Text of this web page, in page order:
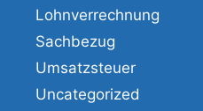
Lohnverrechnung
Sachbezug
Umsatzsteuer
Uncategorized